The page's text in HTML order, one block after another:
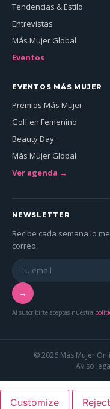
Tendencias & Estilo
Entrevistas
Más Mujer Global
Eventos
EVENTOS MÁS MUJER
Premios Más Mujer
Golf en Femenino
Beauty Day
Más Mujer Global
Ver agenda →
NEWSLETTER
Recibe cada semana lo
correo.
→
Al suscribirte aceptas nuestra
© 2026 Más Mujer
Aviso
Customize